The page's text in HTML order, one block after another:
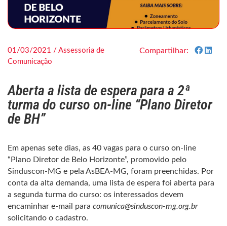
01/03/2021 / Assessoria de
Comunicação
Compartilhar:
Aberta a lista de espera para a 2ª
turma do curso on-line “Plano Diretor
de BH”
Em apenas sete dias, as 40 vagas para o curso on-line
“Plano Diretor de Belo Horizonte”, promovido pelo
Sinduscon-MG e pela AsBEA-MG, foram preenchidas. Por
conta da alta demanda, uma lista de espera foi aberta para
a segunda turma do curso: os interessados devem
encaminhar e-mail para comunica@sinduscon-mg.org.br
solicitando o cadastro.